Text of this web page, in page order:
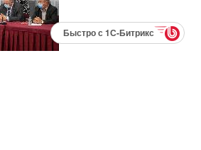
Быстро с 1С-Битрикс